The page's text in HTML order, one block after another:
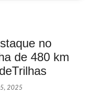
no
de 480 km
2025